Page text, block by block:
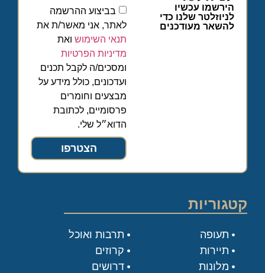
הירשמו עכשיו
לניוזלטר שלנו כדי
להשאר מעודכנים
בביצוע ההרשמה
לאתר, אני מאשר/ת את
תנאי השימוש ואת
מדיניות הפרטיות
ומסכים/ה לקבל תכנים
ועדכונים, כולל מידע על
מבצעים וחומרים
פרסומיים, לכתובת
הדוא״ל שלי.
הצטרפו
קטגוריות
תעופה
תיירות
מלונות
תרבות ואוכל
קרוזים
דרושים